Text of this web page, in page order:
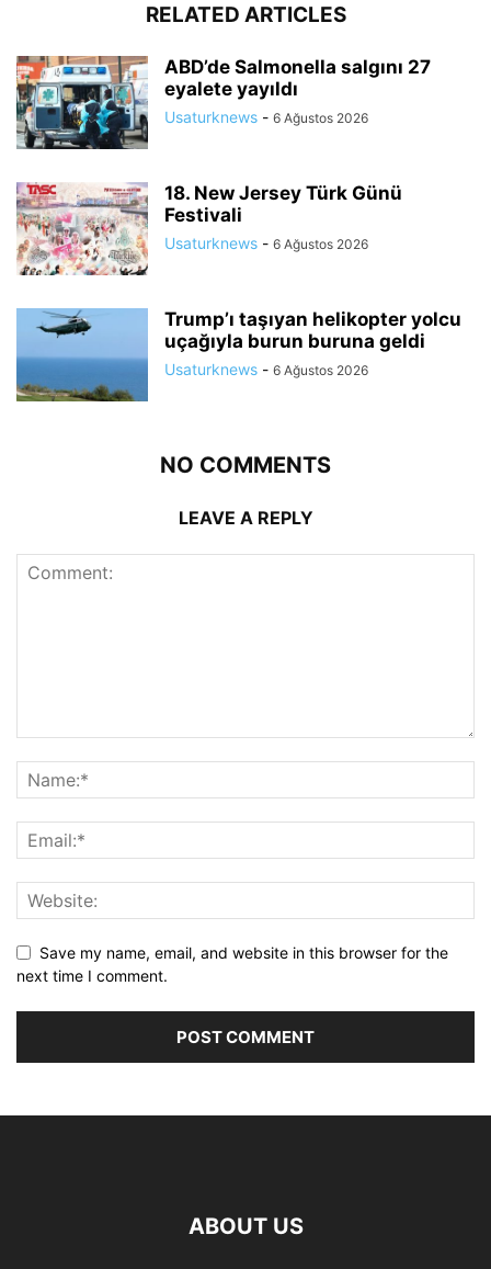
RELATED ARTICLES
ABD’de Salmonella salgını 27
eyalete yayıldı
Usaturknews - 6 Ağustos 2026
18. New Jersey Türk Günü
Festivali
Usaturknews - 6 Ağustos 2026
Trump’ı taşıyan helikopter yolcu
uçağıyla burun buruna geldi
Usaturknews - 6 Ağustos 2026
NO COMMENTS
LEAVE A REPLY
Save my name, email, and website in this browser for the
next time I comment.
ABOUT US